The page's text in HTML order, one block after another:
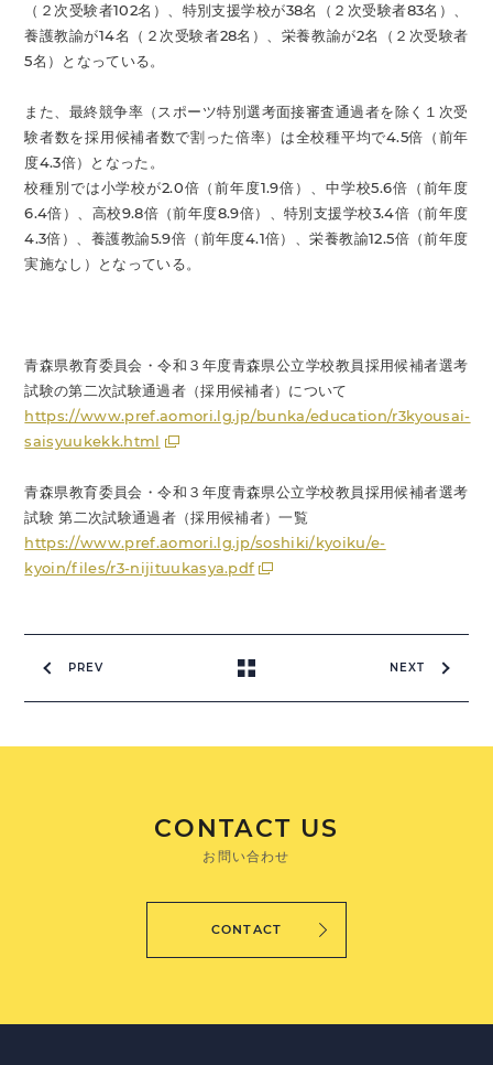
（２次受験者102名）、特別支援学校が38名（２次受験者83名）、
養護教諭が14名（２次受験者28名）、栄養教諭が2名（２次受験者
5名）となっている。
また、最終競争率（スポーツ特別選考面接審査通過者を除く１次受
験者数を採用候補者数で割った倍率）は全校種平均で4.5倍（前年
度4.3倍）となった。
校種別では小学校が2.0倍（前年度1.9倍）、中学校5.6倍（前年度
6.4倍）、高校9.8倍（前年度8.9倍）、特別支援学校3.4倍（前年度
4.3倍）、養護教諭5.9倍（前年度4.1倍）、栄養教諭12.5倍（前年度
実施なし）となっている。
青森県教育委員会・令和３年度青森県公立学校教員採用候補者選考
試験の第二次試験通過者（採用候補者）について
https://www.pref.aomori.lg.jp/bunka/education/r3kyousai-
saisyuukekk.html
青森県教育委員会・令和３年度青森県公立学校教員採用候補者選考
試験 第二次試験通過者（採用候補者）一覧
https://www.pref.aomori.lg.jp/soshiki/kyoiku/e-
kyoin/files/r3-nijituukasya.pdf
PREV NEXT
CONTACT US
お問い合わせ
CONTACT